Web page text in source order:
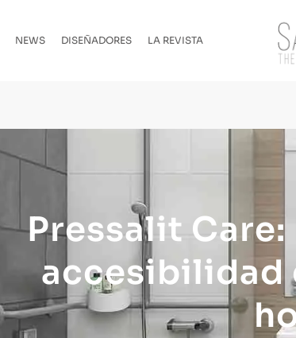
NEWS DISEÑADORES LA REVISTA
Pressalit
accesibilidad